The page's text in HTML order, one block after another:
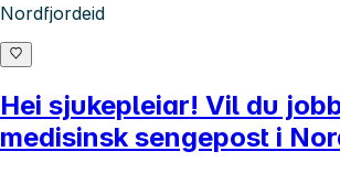
Nordfjordeid
Hei sjukepleiar! Vil du
medisinsk sengepost i